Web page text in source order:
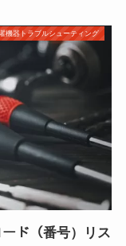
機器トラブルシューティング
ド（番号）リス